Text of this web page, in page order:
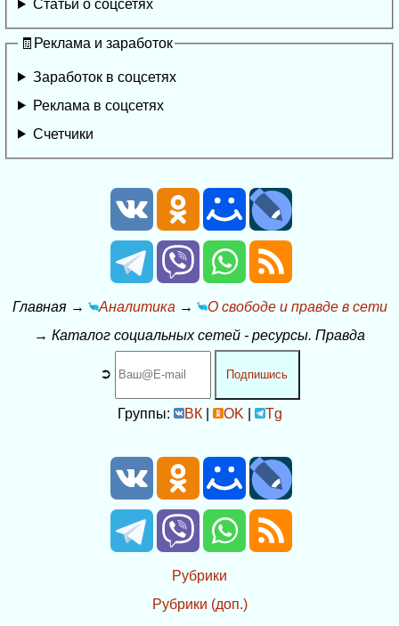
Статьи о соцсетях
🧾Реклама и заработок
Заработок в соцсетях
Реклама в соцсетях
Счетчики
Главная→ Аналитика →
О свободе и правде в сети
→ Каталог социальных сетей - ресурсы. Правда
➲ Подпишись
Группы: ВК| OK Tg
Рубрики
Рубрики (доп.)